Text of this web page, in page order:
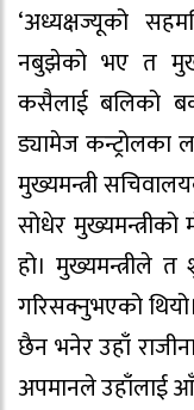
‘अध्यक्षज्यूको
नबुझेको भए त
कसैलाई बलिको
ड्यामेज कन्ट्रोलका
मुख्यमन्त्री
सोधेर मुख्यमन्त्रीको
हो। मुख्यमन्त्रीले त
गरिसक्नुभएको
छैन भनेर उहाँ
अपमानले उहाँलाई आँसु